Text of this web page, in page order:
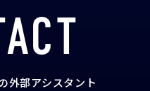
外部アシスタント